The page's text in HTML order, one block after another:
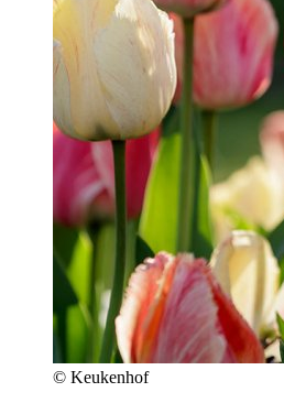
© Keukenhof